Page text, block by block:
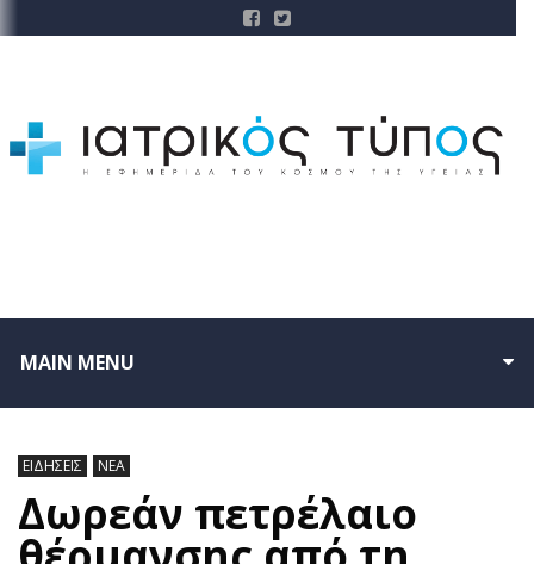
MAIN MENU
ΕΙΔΗΣΕΙΣ ΝΕΑ
Δωρεάν πετρέλαιο